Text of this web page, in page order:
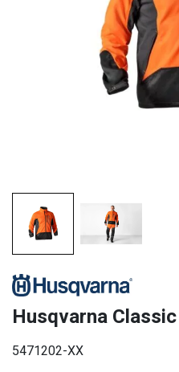
Husqvarna
5471202-XX